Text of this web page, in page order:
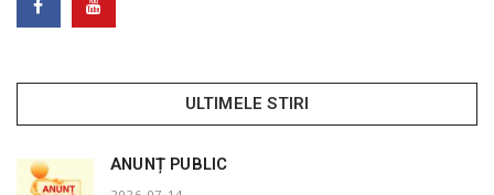
ULTIMELE STIRI
ANUNȚ PUBLIC